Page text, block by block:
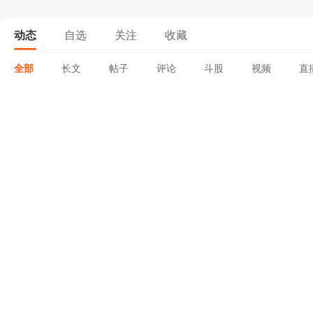
动态 自选 关注 收藏
全部 长文 帖子 评论 斗股 视频 直